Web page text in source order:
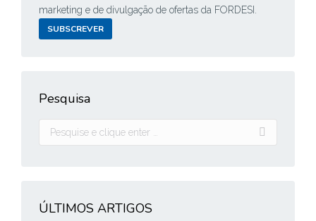
marketing e de divulgação de ofertas da FORDESI.
SUBSCREVER
Pesquisa
Pesquisar:
ÚLTIMOS ARTIGOS